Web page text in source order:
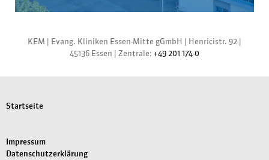
KEM | Evang. Kliniken Essen-Mitte gGmbH | Henricistr. 92 |
45136 Essen | Zentrale: +49 201 174-0
Startseite
Impressum
Datenschutzerklärung